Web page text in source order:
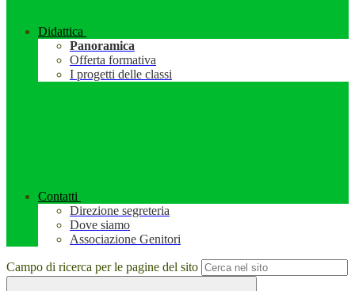
Didattica
Panoramica
Offerta formativa
I progetti delle classi
Contatti
Direzione segreteria
Dove siamo
Associazione Genitori
Campo di ricerca per le pagine del sito